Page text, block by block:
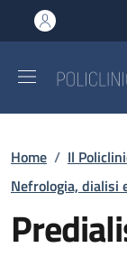
al contenuto
to footer content
Briciole
Home / Il
Nefrologia, dialisi